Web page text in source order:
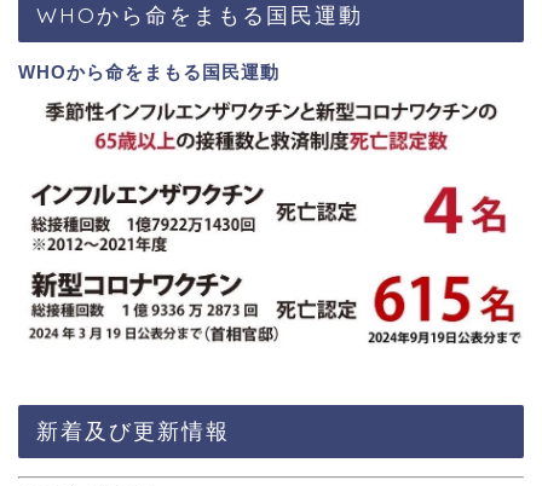
WHOから命をまもる国民運動
WHOから命をまもる国民運動
新着及び更新情報